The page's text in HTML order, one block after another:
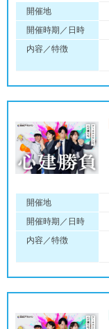
開催地
開催時期／日時
内容／特徴
開催地
開催時期／日時
内容／特徴